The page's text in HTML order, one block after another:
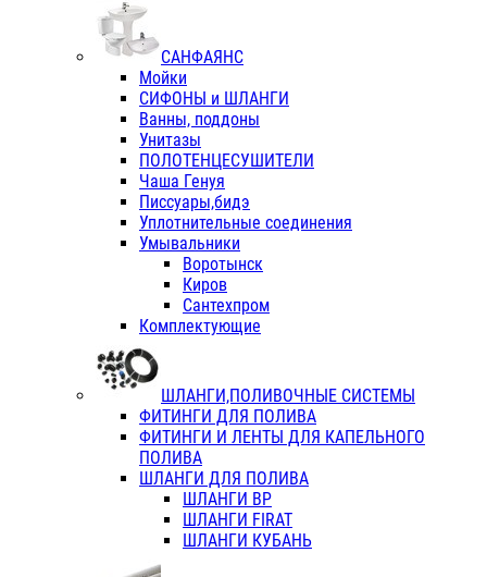
САНФАЯНС
Мойки
СИФОНЫ и ШЛАНГИ
Ванны, поддоны
Унитазы
ПОЛОТЕНЦЕСУШИТЕЛИ
Чаша Генуя
Писсуары,бидэ
Уплотнительные соединения
Умывальники
Воротынск
Киров
Сантехпром
Комплектующие
ШЛАНГИ,ПОЛИВОЧНЫЕ СИСТЕМЫ
ФИТИНГИ ДЛЯ ПОЛИВА
ФИТИНГИ И ЛЕНТЫ ДЛЯ КАПЕЛЬНОГО
ПОЛИВА
ШЛАНГИ ДЛЯ ПОЛИВА
ШЛАНГИ ВР
ШЛАНГИ FIRAT
ШЛАНГИ КУБАНЬ